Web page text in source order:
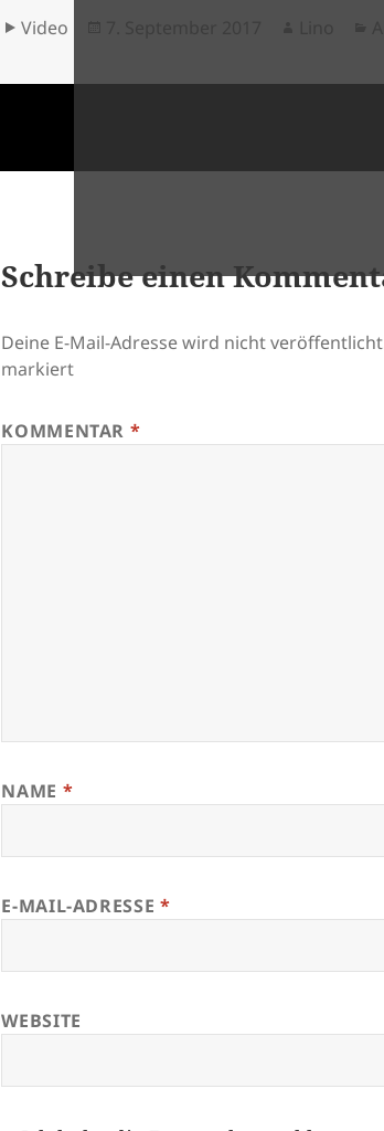
Format
Video
Schreibe einen
Deine E-Mail-Adresse wird nicht
markiert
KOMMENTAR *
NAME *
E-MAIL-ADRESSE *
WEBSITE